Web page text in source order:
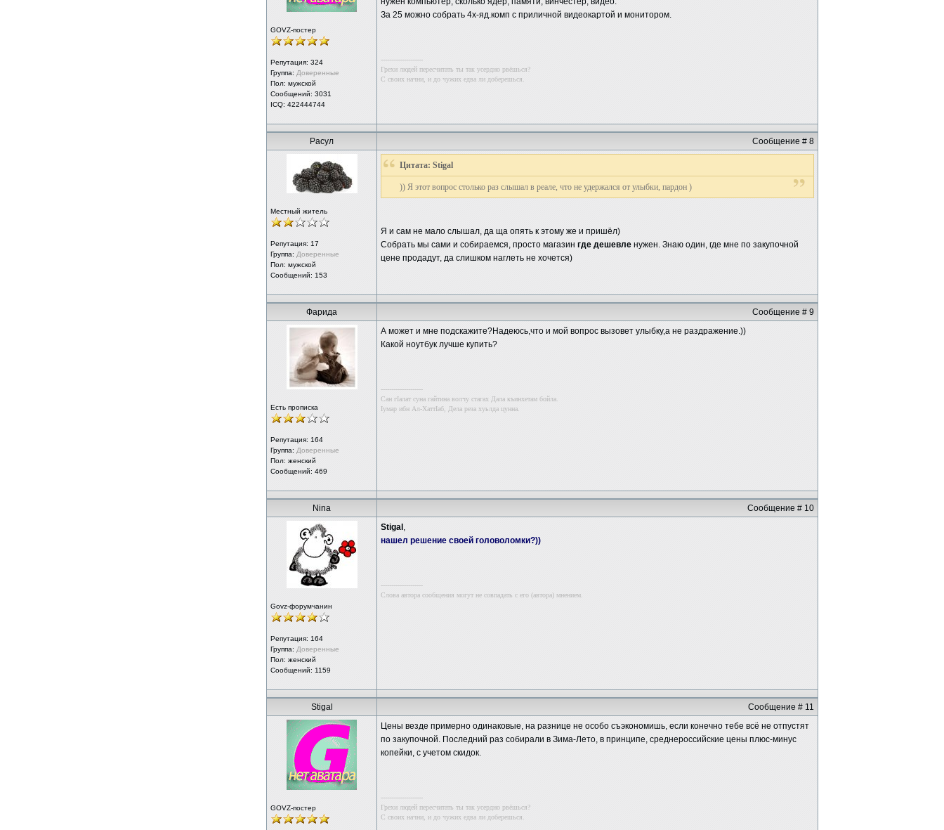
GOVZ-постер
Репутация: 324
Группа: Доверенные
Пол: мужской
Сообщений: 3031
ICQ: 422444744
За 25 можно собрать 4х-яд.комп с приличной видеокартой и монитором.
--------------------
Грехи людей пересчитать ты так усердно рвёшься?
С своих начни, и до чужих едва ли доберешься.
Расул Сообщение # 8
Местный житель
Репутация: 17
Группа: Доверенные
Пол: мужской
Сообщений: 153
Цитата: Stigal
)) Я этот вопрос столько раз слышал в реале, что не удержался от улыбки, пардон )
Я и сам не мало слышал, да ща опять к этому же и пришёл)
Собрать мы сами и собираемся, просто магазин где дешевле нужен. Знаю один, где мне по закупочной
цене продадут, да слишком наглеть не хочется)
Фарида Сообщение # 9
Есть прописка
Репутация: 164
Группа: Доверенные
Пол: женский
Сообщений: 469
А может и мне подскажите?Надеюсь,что и мой вопрос вызовет улыбку,а не раздражение.))
Какой ноутбук лучше купить?
--------------------
Сан гIалат суна гайтина волчу стагах Дала къинхетам бойла.
Iумар ибн Ал-ХаттIаб, Дела реза хуьлда цунна.
Nina Сообщение # 10
Govz-форумчанин
Репутация: 164
Группа: Доверенные
Пол: женский
Сообщений: 1159
Stigal ,
нашел решение своей головоломки?))
--------------------
Слова автора сообщения могут не совпадать с его (автора) мнением.
Stigal Сообщение # 11
GOVZ-постер
Цены везде примерно одинаковые, на разнице не особо съэкономишь, если конечно тебе всё не отпустят
по закупочной. Последний раз собирали в Зима-Лето, в принципе, среднероссийские цены плюс-минус
копейки, с учетом скидок.
--------------------
Грехи людей пересчитать ты так усердно рвёшься?
С своих начни, и до чужих едва ли доберешься.